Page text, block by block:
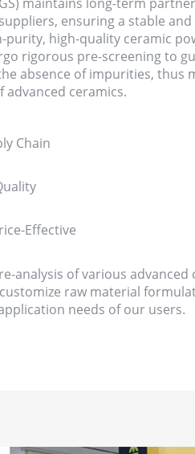
ensuring a stable
purity, high-quality ceramic
rigorous pre-screening to
absence of impurities, thus
ceramics.
Chain
Effective
analysis of various advanced
raw material
needs of our users.